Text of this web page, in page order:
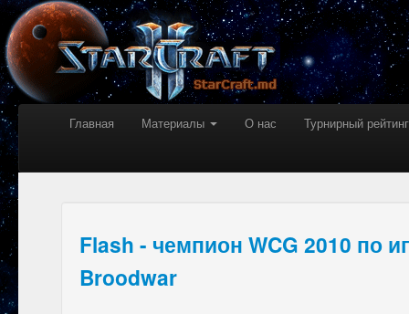
Главная Материалы О нас Турнирный рейтинг
Flash - чемпион WCG 2010 по
Broodwar